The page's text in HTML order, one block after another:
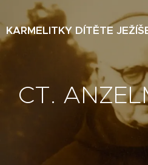
KARMELITKY DÍTĚTE
CT.